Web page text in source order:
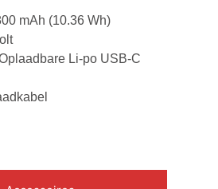
mAh (10.36 Wh)
Li-po USB-C